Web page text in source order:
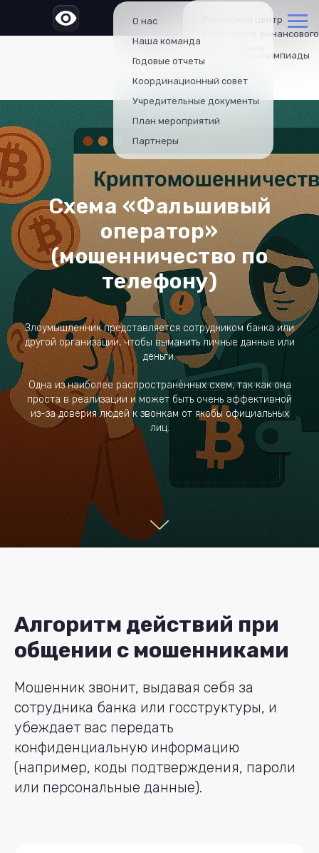
Конкурсы и олимпиады
Проекты
Ресурсный центр
волонтёров финансового
План мероприятий
Партнеры
Учредительные документы
Координационный совет
Годовые отчеты
Наша команда
О нас
Схема «Фальшивый
оператор»
(мошенничество по
телефону)
Злоумышленник представляется сотрудником банка или
другой организации, чтобы выманить личные данные или
деньги.
Одна из наиболее распространённых схем, так как она
проста в реализации и может быть очень эффективной
из-за доверия людей к звонкам от якобы официальных
лиц.
Алгоритм действий при
общении с мошенниками
Мошенник звонит, выдавая себя за
сотрудника банка или госструктуры, и
убеждает вас передать
конфиденциальную информацию
(например, коды подтверждения, пароли
или персональные данные).